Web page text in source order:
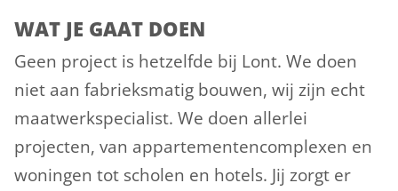
WAT JE GAAT DOEN
Geen project is hetzelfde bij Lont. We doen
niet aan fabrieksmatig bouwen, wij zijn echt
maatwerkspecialist. We doen allerlei
projecten, van appartementencomplexen en
woningen tot scholen en hotels. Jij zorgt er